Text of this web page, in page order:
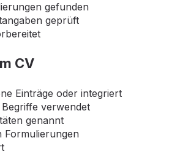
gefunden
geprüft
CV
Einträge oder integriert
verwendet
genannt
Formulierungen